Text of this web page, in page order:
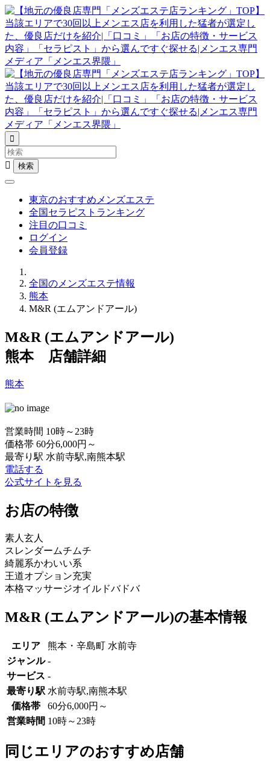


東京のおすすめメンズエステ
全国セラピストランキング
注目の口コミ
ログイン
会員登録
全国のメンズエステ情報
熊本
M&R (エムアンドアール)
M&R (エムアンドアール)
熊本 店舗詳細
熊本
営業時間 10時～23時
価格帯 60分6,000円～
最寄り駅 水前寺駅,南熊本駅
電話する
公式サイトを見る
お店の特徴
素人 玄人
スレンダー ムチムチ
綺麗系かわいい系
王道オプション充実
本格マッサージオイルドバドバ
M&R (エムアンドアール)の基本情報
エリア
熊本・辛島町 水前寺
ジャンル -
サービス -
最寄り駅 水前寺駅,南熊本駅
価格帯
60分6,000円～
営業時間 10時～23時
同じエリアのおすすめ店舗